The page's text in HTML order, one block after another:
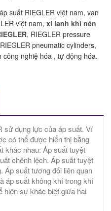
suất RIEGLER việt nam, van
việt nam, xi lanh khí nén
, RIEGLER pressure
pneumatic cylinders,
nghiệ hóa , tự động hóa.
sử dụng lực của áp suất. Ví
có thể được hiển thị bằng
khác nhau: Áp suất tuyệt
chênh lệch. Áp suất tuyệt
Áp suất tương đối liên quan
áp suất không khí trong khí
hiện sự khác biệt giữa hai